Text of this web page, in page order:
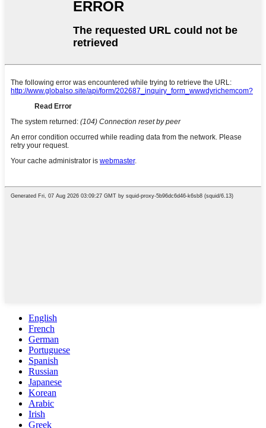
English
French
German
Portuguese
Spanish
Russian
Japanese
Korean
Arabic
Irish
Greek